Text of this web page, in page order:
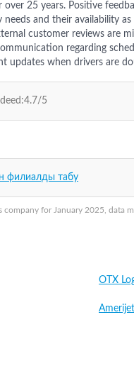
company for January 2025, data
25 years. Positive
and their availability
customer reviews are
regarding
updates when drivers are
5
филиалды табу
OTX